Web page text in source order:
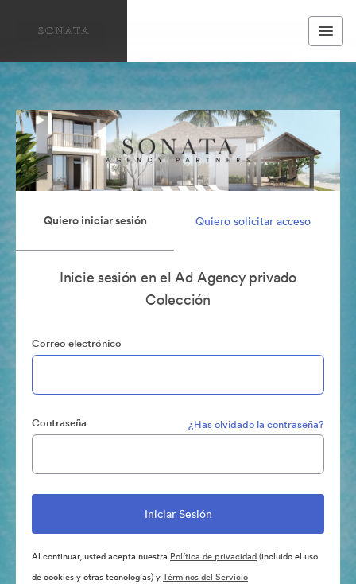
Quiero iniciar sesión Quiero solicitar acceso
Inicie sesión en el Ad Agency privado
Colección
Correo electrónico
Contraseña ¿Has olvidado la contraseña?
Al continuar, usted acepta nuestra Política de privacidad(incluido el uso
de cookies y otras tecnologías) yTérminos del Servicio